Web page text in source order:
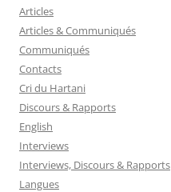
Articles
Articles & Communiqués
Communiqués
Contacts
Cri du Hartani
Discours & Rapports
English
Interviews
Interviews, Discours & Rapports
Langues